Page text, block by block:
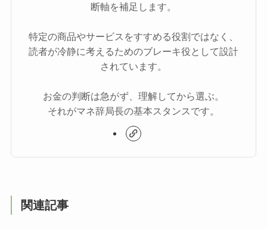
断軸を補足します。
特定の商品やサービスをすすめる役割ではなく、
読者が冷静に考えるためのブレーキ役として設計
されています。
お金の判断は急がず、理解してから選ぶ。
それがマネ辞局長の基本スタンスです。
関連記事